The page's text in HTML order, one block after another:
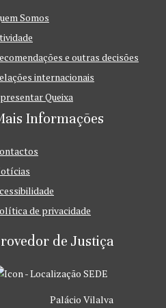
Somos
e outras decisões
internacionais
Queixa
Informações
de privacidade
de Justiça
SEDE
Palácio Vilalva